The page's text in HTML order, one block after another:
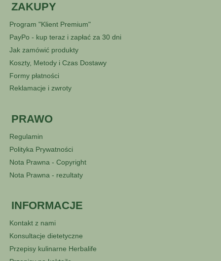
ZAKUPY
Program "Klient Premium"
PayPo - kup teraz i zapłać za 30 dni
Jak zamówić produkty
Koszty, Metody i Czas Dostawy
Formy płatności
Reklamacje i zwroty
PRAWO
Regulamin
Polityka Prywatności
Nota Prawna - Copyright
Nota Prawna - rezultaty
INFORMACJE
Kontakt z nami
Konsultacje dietetyczne
Przepisy kulinarne Herbalife